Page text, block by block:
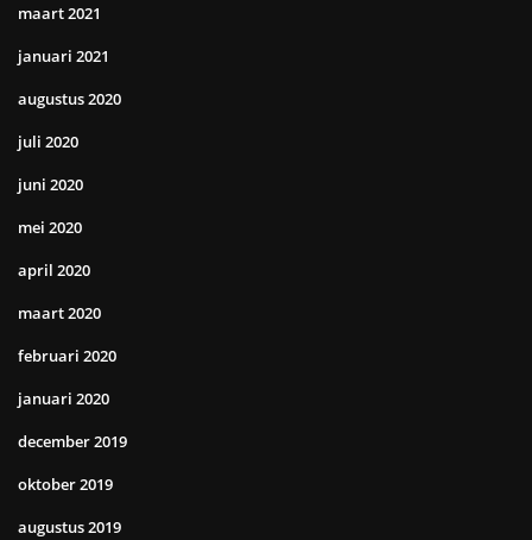
maart 2021
januari 2021
augustus 2020
juli 2020
juni 2020
mei 2020
april 2020
maart 2020
februari 2020
januari 2020
december 2019
oktober 2019
augustus 2019